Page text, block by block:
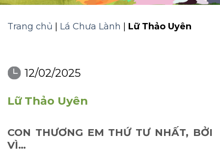
Trang chủ Lá Chưa Lành Lữ Thảo Uyên
12/02/2025
Lữ Thảo Uyên
CON THƯƠNG EM THỨ TƯ NHẤT, BỞI
VÌ…